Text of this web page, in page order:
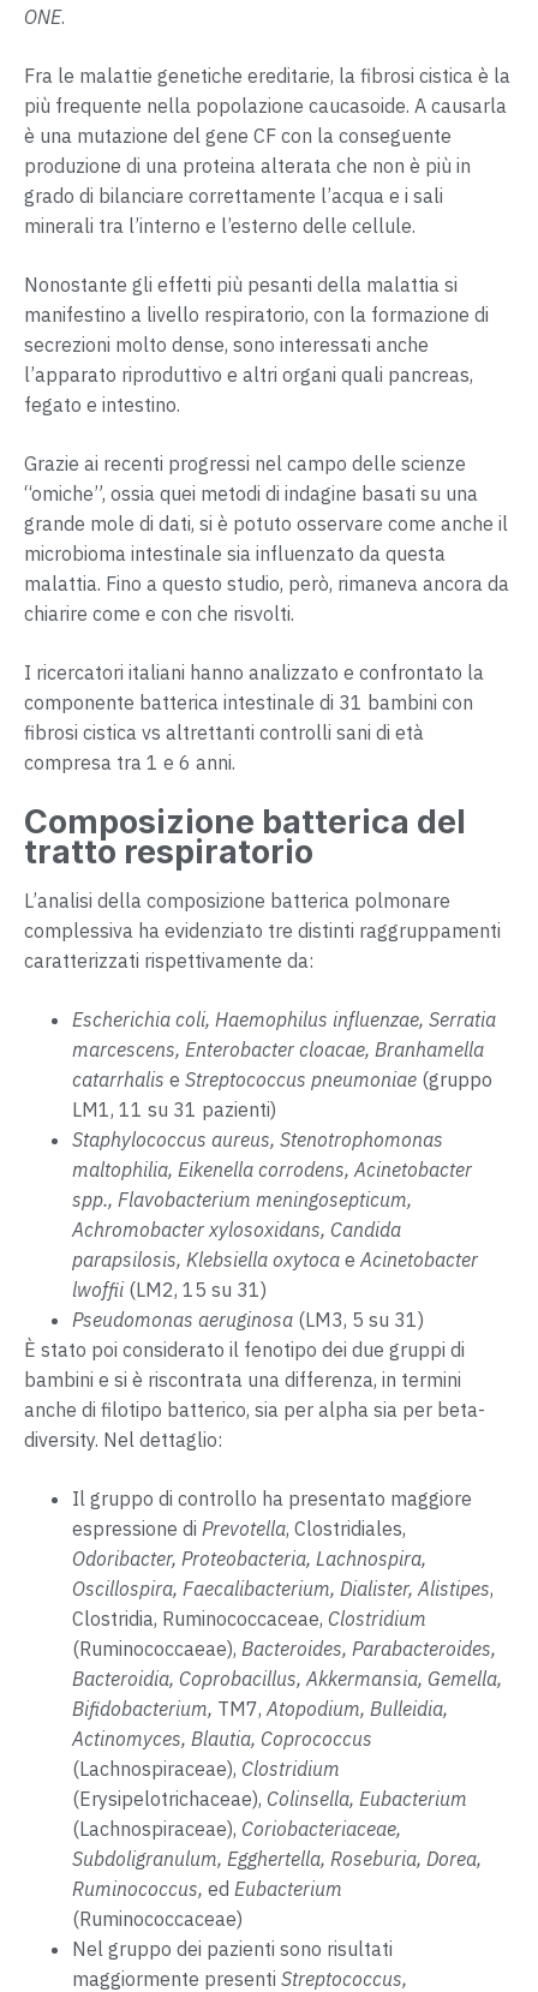
ONE.
Fra le malattie genetiche ereditarie, la fibrosi cistica è la
più frequente nella popolazione caucasoide. A causarla
è una mutazione del gene CF con la conseguente
produzione di una proteina alterata che non è più in
grado di bilanciare correttamente l’acqua e i sali
minerali tra l’interno e l’esterno delle cellule.
Nonostante gli effetti più pesanti della malattia si
manifestino a livello respiratorio, con la formazione di
secrezioni molto dense, sono interessati anche
l’apparato riproduttivo e altri organi quali pancreas,
fegato e intestino.
Grazie ai recenti progressi nel campo delle scienze
“omiche”, ossia quei metodi di indagine basati su una
grande mole di dati, si è potuto osservare come anche il
microbioma intestinale sia influenzato da questa
malattia. Fino a questo studio, però, rimaneva ancora da
chiarire come e con che risvolti.
I ricercatori italiani hanno analizzato e confrontato la
componente batterica intestinale di 31 bambini con
fibrosi cistica vs altrettanti controlli sani di età
compresa tra 1 e 6 anni.
Composizione batterica del
tratto respiratorio
L’analisi della composizione batterica polmonare
complessiva ha evidenziato tre distinti raggruppamenti
caratterizzati rispettivamente da:
Escherichia coli, Haemophilus influenzae, Serratia
marcescens, Enterobacter cloacae, Branhamella
catarrhalis e Streptococcus pneumoniae (gruppo
LM1, 11 su 31 pazienti)
Staphylococcus aureus, Stenotrophomonas
maltophilia, Eikenella corrodens, Acinetobacter
spp., Flavobacterium meningosepticum,
Achromobacter xylosoxidans, Candida
parapsilosis, Klebsiella oxytoca e Acinetobacter
lwoffii (LM2, 15 su 31)
Pseudomonas aeruginosa (LM3, 5 su 31)
È stato poi considerato il fenotipo dei due gruppi di
bambini e si è riscontrata una differenza, in termini
anche di filotipo batterico, sia per alpha sia per beta-
diversity. Nel dettaglio:
Il gruppo di controllo ha presentato maggiore
espressione di Prevotella, Clostridiales,
Odoribacter, Proteobacteria, Lachnospira,
Oscillospira, Faecalibacterium, Dialister, Alistipes,
Clostridia, Ruminococcaceae, Clostridium
(Ruminococcaeae), Bacteroides, Parabacteroides,
Bacteroidia, Coprobacillus, Akkermansia, Gemella,
Bifidobacterium, TM7, Atopodium, Bulleidia,
Actinomyces, Blautia, Coprococcus
(Lachnospiraceae), Clostridium
(Erysipelotrichaceae), Colinsella, Eubacterium
(Lachnospiraceae), Coriobacteriaceae,
Subdoligranulum, Egghertella, Roseburia, Dorea,
Ruminococcus, ed Eubacterium
(Ruminococcaceae)
Nel gruppo dei pazienti sono risultati
maggiormente presenti Streptococcus,